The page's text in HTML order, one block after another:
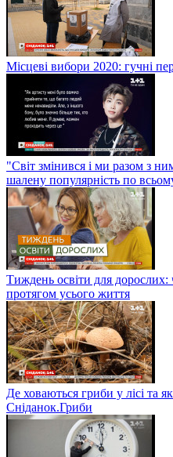
Місцеві вибори 2020: гучні
"Світ змінився і ми разом з
шалену популярність по
Тиждень освіти для
протягом усього життя
Де ховаються гриби у лісі та
Сніданок.Гриби